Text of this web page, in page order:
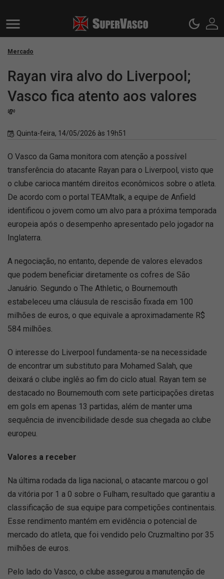
Mercado
Rayan vira alvo do Liverpool;
Vasco fica atento aos valores
💸
Quinta-feira, 14/05/2026 às 19h51
O Vasco da Gama monitora com atenção a possível
transferência do atacante Rayan para o Liverpool, visto que
o clube carioca mantém direitos econômicos sobre o atleta.
De acordo com o portal TEAMtalk, a equipe de Anfield
identificou o jovem como um alvo para a próxima temporada
europeia após o desempenho apresentado pelo jogador na
Inglaterra.
A negociação, no entanto, depende de valores elevados
que podem beneficiar diretamente os cofres de São
Januário. Segundo o The Athletic, o Bournemouth
estabeleceu uma cláusula de rescisão fixada em 100
milhões de euros, o que equivale a aproximadamente R$
584 milhões.
O interesse do Liverpool fundamenta-se na necessidade
de encontrar um substituto para Mohamed Salah, que
deixará o clube inglês ao fim do ciclo atual. Rayan tem se
destacado no Bournemouth com sete participações diretas
em gols em apenas 13 partidas, além de manter uma
sequência de invencibilidade desde sua chegada ao clube
europeu.
Valores a receber
Na última rodada da liga nacional, o atacante marcou o gol
da vitória por 1 a 0 sobre o Fulham, resultado que garantiu a
classificação de sua equipe para competições continentais.
Esse rendimento mantém em evidência o potencial de
mercado do atleta, que foi vendido pelo Cruzmaltino por 35
milhões de euros.
Pelo lado do Vasco, o clube assegurou a manutenção de